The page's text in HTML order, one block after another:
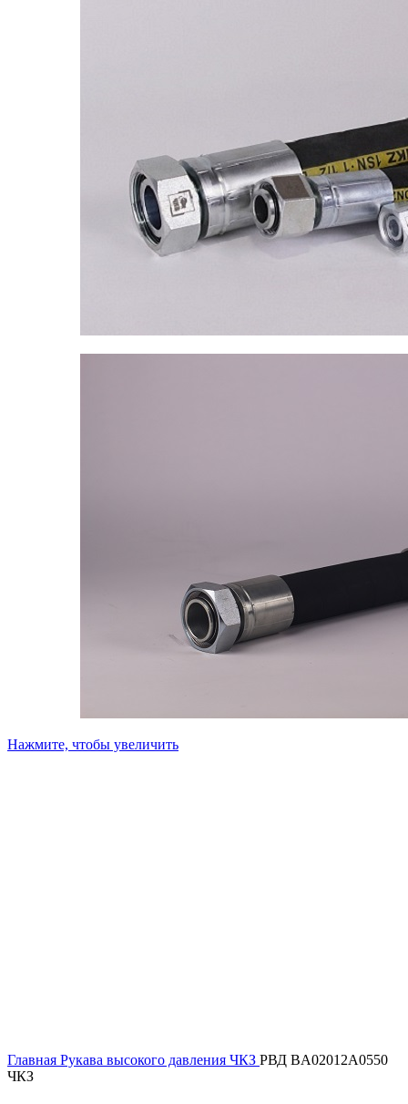
Нажмите, чтобы увеличить
Главная Рукава высокого давления ЧКЗ РВД BA02012A0550
ЧКЗ